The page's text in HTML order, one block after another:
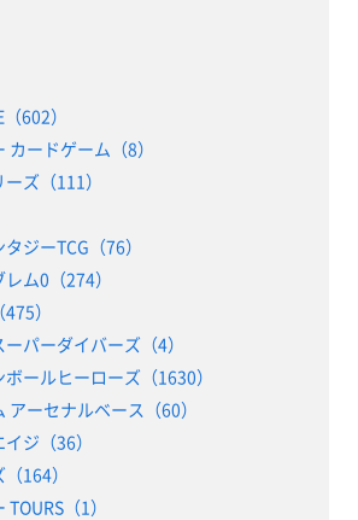
602）
ードゲーム（8）
ズ（111）
ジーTCG（76）
ム0（274）
）
パーダイバーズ（4）
ールヒーローズ（1630）
ーセナルベース（60）
ジ（36）
164）
（1）